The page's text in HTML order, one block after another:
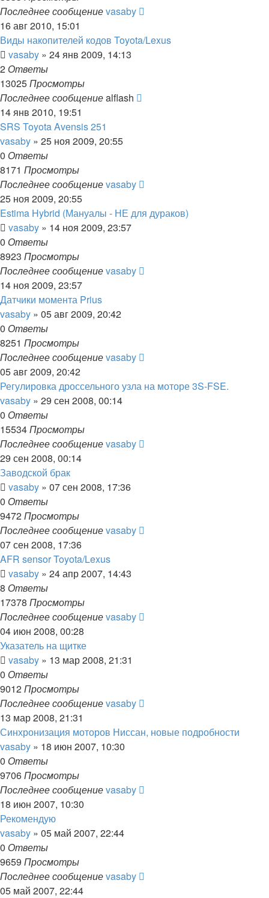
Последнее сообщениеvasaby
16 авг 2010, 15:01
Виды накопителей кодов Toyota/Lexus
vasaby » 24 янв 2009, 14:13
2 Ответы
13025Просмотры
Последнее сообщениеalflash
14 янв 2010, 19:51
SRS Toyota Avensis 251
vasaby » 25 ноя 2009, 20:55
0 Ответы
8171 Просмотры
Последнее сообщениеvasaby
25 ноя 2009, 20:55
Estima Hybrid (Мануалы - НЕ для дураков)
vasaby » 14 ноя 2009, 23:57
0 Ответы
8923 Просмотры
Последнее сообщениеvasaby
14 ноя 2009, 23:57
Датчики момента Prius
vasaby » 05 авг 2009, 20:42
0 Ответы
8251 Просмотры
Последнее сообщениеvasaby
05 авг 2009, 20:42
Регулировка дроссельного узла на моторе 3S-FSE.
vasaby » 29 сен 2008, 00:14
0 Ответы
15534Просмотры
Последнее сообщениеvasaby
29 сен 2008, 00:14
Заводской брак
vasaby » 07 сен 2008, 17:36
0 Ответы
9472Просмотры
Последнее сообщениеvasaby
07 сен 2008, 17:36
AFR sensor Toyota/Lexus
vasaby » 24 апр 2007, 14:43
8 Ответы
17378 Просмотры
Последнее сообщениеvasaby
04 июн 2008, 00:28
Указатель на щитке
vasaby » 13 мар 2008, 21:31
0 Ответы
9012Просмотры
Последнее сообщениеvasaby
13 мар 2008, 21:31
Синхронизация моторов Ниссан, новые подробности
vasaby » 18 июн 2007, 10:30
0 Ответы
9706Просмотры
Последнее сообщениеvasaby
18 июн 2007, 10:30
Рекомендую
vasaby » 05 май 2007, 22:44
0 Ответы
9659 Просмотры
Последнее сообщениеvasaby
05 май 2007, 22:44